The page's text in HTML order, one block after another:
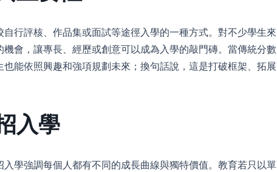
自行評核、作品集或面試等途徑入學的一種方式。對不少學生來
會，讓專長、經歷或創意可以成為入學的敲門磚。當傳統分數
能依照興趣和強項規劃未來；換句話說，這是打破框架、拓展
入學
學強調每個人都有不同的成長曲線與獨特價值。教育若只以單